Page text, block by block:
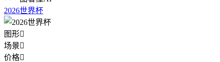
2026世界杯
图形
场景
价格